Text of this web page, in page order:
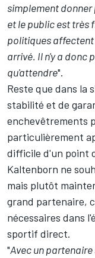
simplement
et le public est très
politiques
arrivé. Il n'y a donc
qu'attendre".
Reste que dans la
stabilité et de
enchevêtrements
particulièrement
difficile d'un point
Kaltenborn ne
mais plutôt
grand partenaire,
nécessaires dans
sportif direct.
"Avec un